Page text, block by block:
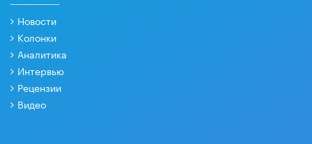
Новости
Колонки
Аналитика
Интервью
Рецензии
Видео